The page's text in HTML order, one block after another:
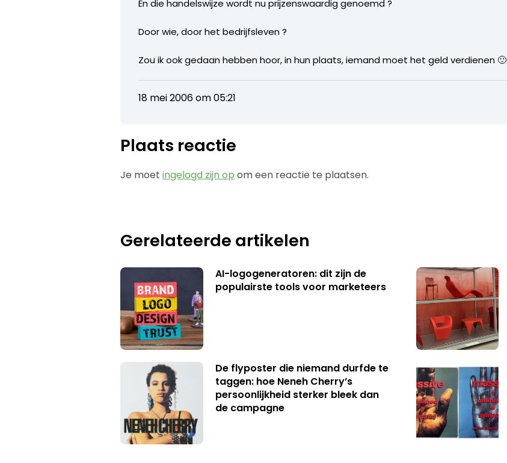
En die handelswijze wordt nu prijzenswaardig genoemd ?
Door wie, door het bedrijfsleven ?
Zou ik ook gedaan hebben hoor, in hun plaats, iemand moet het geld verdienen 🙂
18 mei 2006 om 05:21
Plaats reactie
Je moetingelogd zijn op om een reactie te plaatsen.
Gerelateerde artikelen
AI-logogeneratoren: dit zijn de
populairste tools voor marketeers
De flyposter die niemand durfde te
taggen: hoe Neneh Cherry’s
persoonlijkheid sterker bleek dan
de campagne